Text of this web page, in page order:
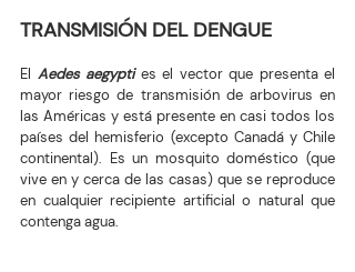
TRANSMISIÓN DEL DENGUE
El Aedes aegypti es el vector que presenta el
mayor riesgo de transmisión de arbovirus en
las Américas y está presente en casi todos los
países del hemisferio (excepto Canadá y Chile
continental). Es un mosquito doméstico (que
vive en y cerca de las casas) que se reproduce
en cualquier recipiente artificial o natural que
contenga agua.